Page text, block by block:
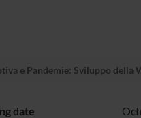
e Pandemie: Sviluppo
date